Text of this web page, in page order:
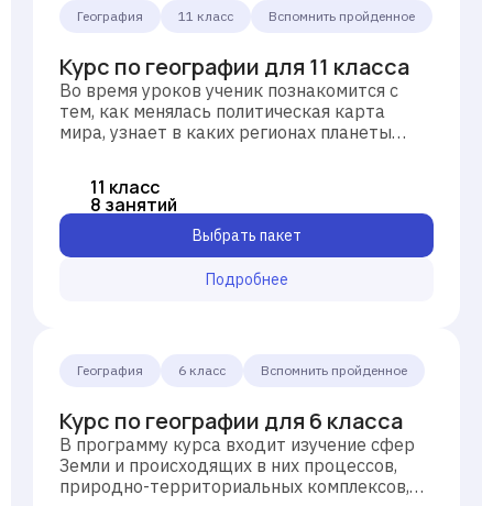
География 11 класс Вспомнить пройденное
Курс по географии для 11 класса
Во время уроков ученик познакомится с
тем, как менялась политическая карта
мира, узнает в каких регионах планеты
значение охраны окружающей среды,
изучит функционирование мировой
системы хозяйствования.
11 класс
8 занятий
Подробнее
Выбрать пакет
География 6 класс Вспомнить пройденное
Курс по географии для 6 класса
В программу курса входит изучение сфер
Земли и происходящих в них процессов,
природно-территориальных комплексов,